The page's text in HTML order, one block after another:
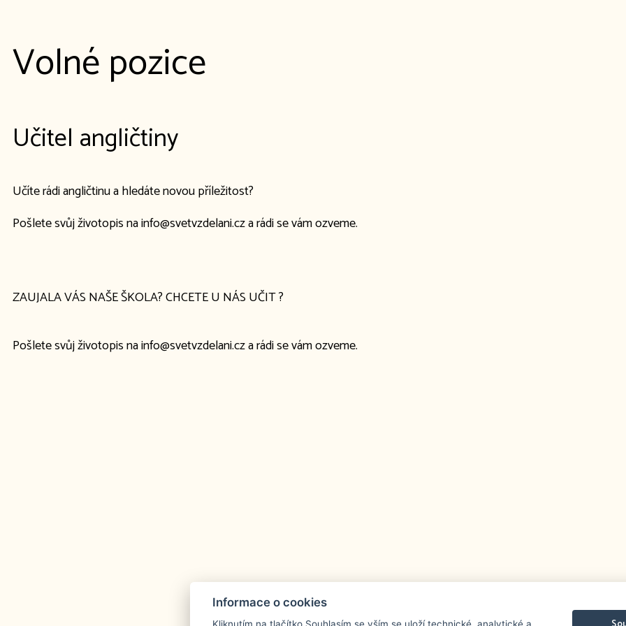
Volné pozice
Učitel angličtiny
Učíte rádi angličtinu a hledáte novou příležitost?
Pošlete svůj životopis na info@svetvzdelani.cz a rádi se vám ozveme.
ZAUJALA VÁS NAŠE ŠKOLA? CHCETE U NÁS UČIT ?
Pošlete svůj životopis na info@svetvzdelani.cz a rádi se vám ozveme.
Informace o cookies